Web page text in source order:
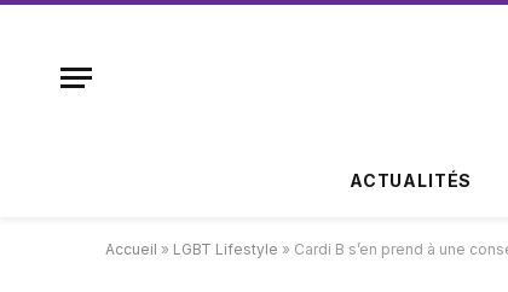
ACTUALITÉS
Accueil » LGBT Lifestyle » Cardi B s’en prend à une